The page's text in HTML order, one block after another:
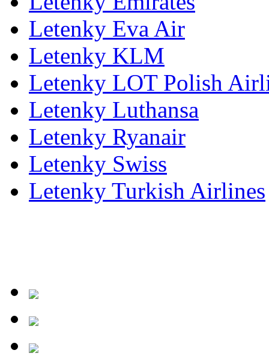
Letenky Eva Air
Letenky KLM
Letenky LOT Polish
Letenky Luthansa
Letenky Ryanair
Letenky Swiss
Letenky Turkish Airlines